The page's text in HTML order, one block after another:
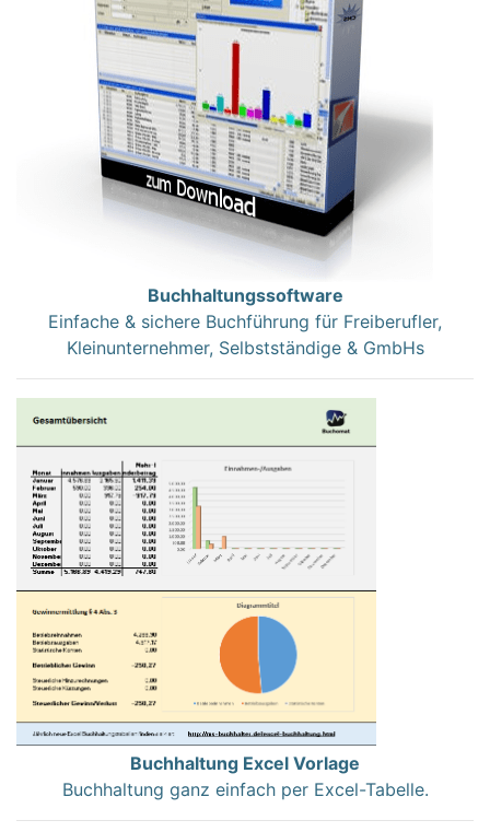
Buchhaltungssoftware
Einfache & sichere Buchführung für Freiberufler,
Kleinunternehmer, Selbstständige & GmbHs
Buchhaltung Excel Vorlage
Buchhaltung ganz einfach per Excel-Tabelle.